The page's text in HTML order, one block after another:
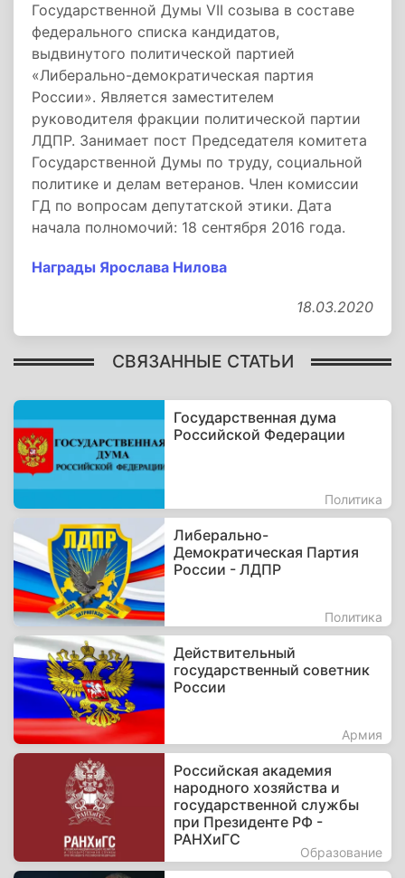
Государственной Думы VII созыва в составе
федерального списка кандидатов,
выдвинутого политической партией
«Либерально-демократическая партия
России». Является заместителем
руководителя фракции политической партии
ЛДПР. Занимает пост Председателя комитета
Государственной Думы по труду, социальной
политике и делам ветеранов. Член комиссии
ГД по вопросам депутатской этики. Дата
начала полномочий: 18 сентября 2016 года.
Награды Ярослава Нилова
18.03.2020
СВЯЗАННЫЕ СТАТЬИ
Государственная дума
Российской Федерации
Политика
Либерально-
Демократическая Партия
России - ЛДПР
Политика
Действительный
государственный советник
России
Армия
Российская академия
народного хозяйства и
государственной службы
при Президенте РФ -
РАНХиГС
Образование